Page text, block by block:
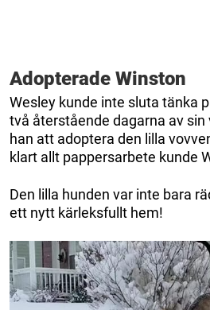
Adopterade Winston
Wesley kunde inte sluta tänka
två återstående dagarna av
han att adoptera den lilla
klart allt pappersarbete kunde
Den lilla hunden var inte bara
ett nytt kärleksfullt hem!